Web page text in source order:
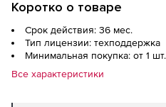
Коротко о товаре
Срок действия: 36 мес.
Тип лицензии: техподдержка
Минимальная покупка: от 1 шт.
Все характеристики